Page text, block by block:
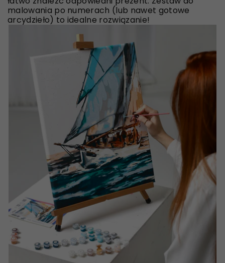
malowania po numerach (lub nawet gotowe
arcydzieło) to idealne rozwiązanie!